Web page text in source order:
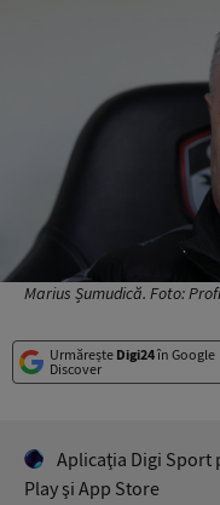
Marius Șumudică. Foto:
Urmărește Digi24în Google
Discover
Aplicaţia Digi Sport
Play şi App Store